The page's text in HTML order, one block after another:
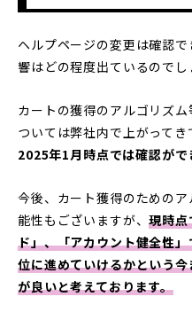
ヘルプページの変更は確認
響はどの程度出ているのでし
カートの獲得のアルゴリズ
ついては弊社内で上がってき
2025年1月時点では確認がで
今後、カート獲得のための
能性もございますが、現時
ド」、「アカウント健全性
位に進めていけるかという
が良いと考えております。